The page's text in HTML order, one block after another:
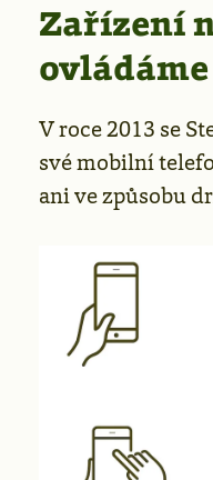
Zařízení
V roce 2013 se
své mobilní
ani ve způsobu